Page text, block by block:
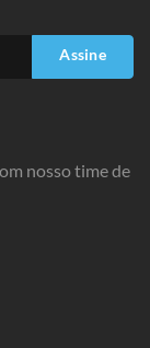
Assine
nosso time de